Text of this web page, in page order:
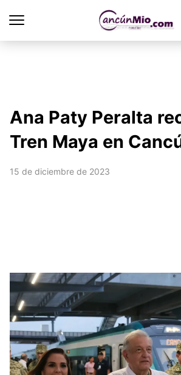
Ana Paty Peralta
Tren Maya en
15 de diciembre de 2023